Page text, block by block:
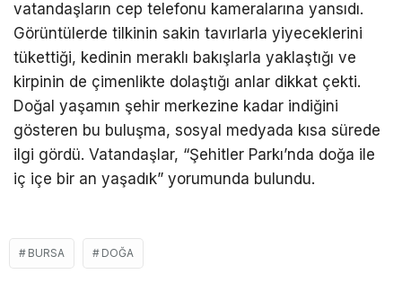
vatandaşların cep telefonu kameralarına yansıdı.
Görüntülerde tilkinin sakin tavırlarla yiyeceklerini
tükettiği, kedinin meraklı bakışlarla yaklaştığı ve
kirpinin de çimenlikte dolaştığı anlar dikkat çekti.
Doğal yaşamın şehir merkezine kadar indiğini
gösteren bu buluşma, sosyal medyada kısa sürede
ilgi gördü. Vatandaşlar, “Şehitler Parkı’nda doğa ile
iç içe bir an yaşadık” yorumunda bulundu.
BURSA DOĞA